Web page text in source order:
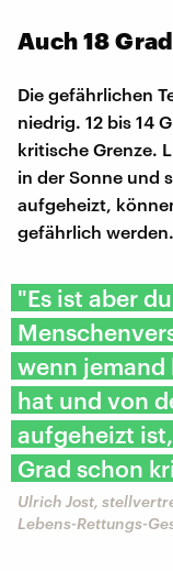
Auch 18
Die gefährlichen
niedrig. 12 bis 14
kritische Grenze.
in der Sonne und
aufgeheizt,
gefährlich werden.
"Es ist aber
wenn jemand
hat und von
aufgeheizt
Grad schon
Ulrich Jost,
Lebens-Rettungs-